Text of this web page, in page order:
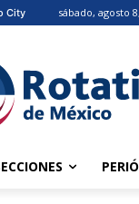
City sábado, agosto